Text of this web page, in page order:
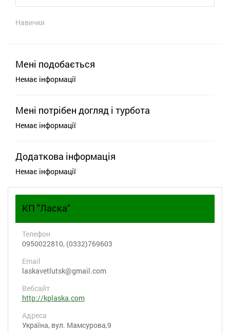
Навички
Мені подобається
Немає інформації
Мені потрібен догляд і турбота
Немає інформації
Додаткова інформація
Немає інформації
КП "Ласка"
Телефон
0950022810, (0332)769603
Email
laskavetlutsk@gmail.com
Вебсайт
http://kplaska.com
Адреса
Україна, вул. Мамсурова,9